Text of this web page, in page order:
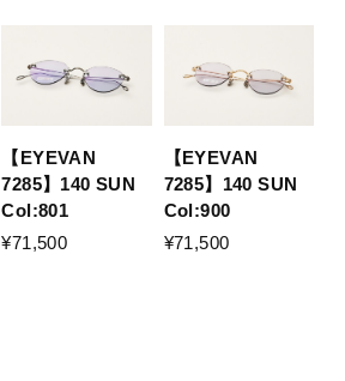
【EYEVAN
7285】140 SUN
Col:801
¥71,500
【EYEVAN
7285】140 SUN
Col:900
¥71,500